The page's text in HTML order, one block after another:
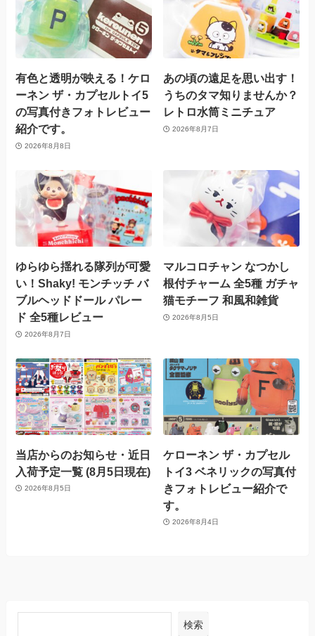
有色と透明が映える！ケロ
ーネン ザ・カプセルトイ5
の写真付きフォトレビュー
紹介です。
2026年8月8日
あの頃の遠足を思い出す！
うちのタマ知りませんか？
レトロ水筒ミニチュア
2026年8月7日
ゆらゆら揺れる隊列が可愛
い！Shaky! モンチッチ バ
ブルヘッドドール パレー
ド 全5種レビュー
2026年8月7日
マルコロチャン なつかし
根付チャーム 全5種 ガチャ
猫モチーフ 和風和雑貨
2026年8月5日
当店からのお知らせ・近日
入荷予定一覧 (8月5日現在)
2026年8月5日
ケローネン ザ・カプセル
トイ3 ベネリックの写真付
きフォトレビュー紹介で
す。
2026年8月4日
検索